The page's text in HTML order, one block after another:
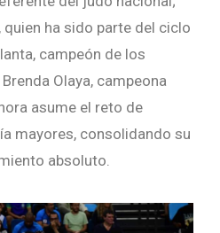
quien ha sido parte del ciclo
campeón de los
Olaya, campeona
asume el reto de
mayores, consolidando su
absoluto.